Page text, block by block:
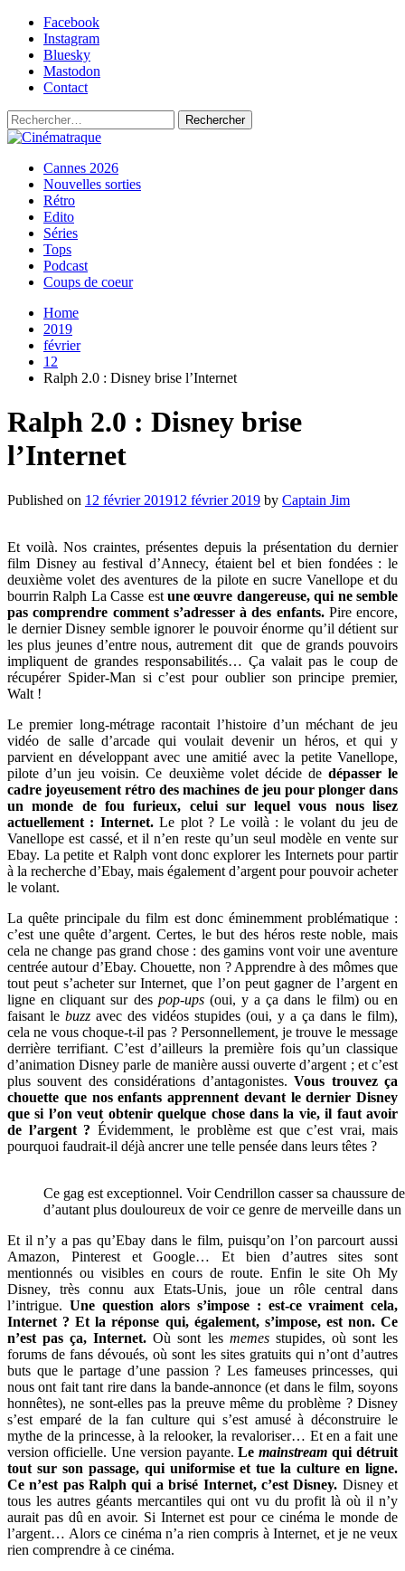
Skip
content
Facebook
Instagram
Bluesky
Mastodon
Contact
Rechercher :
Cinématraque
Si on avait du talent, on ferait des films
Primary
Menu
Cannes 2026
Nouvelles sorties
Rétro
Edito
Séries
Tops
Podcast
Coups de coeur
Home
2019
février
12
Ralph 2.0 : Disney brise l’Internet
Ralph 2.0 : Disney brise
l’Internet
Published on 12 février 201912 février 2019 by Captain Jim
Et voilà. Nos craintes, présentes depuis la présentation du dernier
film Disney au festival d’Annecy, étaient bel et bien fondées : le
deuxième volet des aventures de la pilote en sucre Vanellope et du
bourrin Ralph La Casse est une œuvre dangereuse, qui ne semble
pas comprendre comment s’adresser à des enfants.Pire encore,
le dernier Disney semble ignorer le pouvoir énorme qu’il détient sur
les plus jeunes d’entre nous, autrement dit que de grands pouvoirs
impliquent de grandes responsabilités… Ça valait pas le coup de
récupérer Spider-Man si c’est pour oublier son principe premier,
Walt !
Le premier long-métrage racontait l’histoire d’un méchant de jeu
vidéo de salle d’arcade qui voulait devenir un héros, et qui y
parvient en développant avec une amitié avec la petite Vanellope,
pilote d’un jeu voisin. Ce deuxième volet décide de dépasser le
cadre joyeusement rétro des machines de jeu pour plonger dans
un monde de fou furieux, celui sur lequel vous nous lisez
actuellement : Internet.Le plot ? Le voilà : le volant du jeu de
Vanellope est cassé, et il n’en reste qu’un seul modèle en vente sur
Ebay. La petite et Ralph vont donc explorer les Internets pour partir
à la recherche d’Ebay, mais également d’argent pour pouvoir acheter
le volant.
La quête principale du film est donc éminemment problématique :
c’est une quête d’argent. Certes, le but des héros reste noble, mais
cela ne change pas grand chose : des gamins vont voir une aventure
centrée autour d’Ebay. Chouette, non ? Apprendre à des mômes que
tout peut s’acheter sur Internet, que l’on peut gagner de l’argent en
ligne en cliquant sur des pop-ups(oui, y a ça dans le film) ou en
faisant le buzz avec des vidéos stupides (oui, y a ça dans le film),
cela ne vous choque-t-il pas ? Personnellement, je trouve le message
derrière terrifiant. C’est d’ailleurs la première fois qu’un classique
d’animation Disney parle de manière aussi ouverte d’argent ; et c’est
plus souvent des considérations d’antagonistes.Vous trouvez ça
chouette que nos enfants apprennent devant le dernier Disney
que si l’on veut obtenir quelque chose dans la vie, il faut avoir
de l’argent ? Évidemment, le problème est que c’est vrai, mais
pourquoi faudrait-il déjà ancrer une telle pensée dans leurs têtes ?
Ce gag est exceptionnel. Voir Cendrillon casser sa chaussure
d’autant plus douloureux de voir ce genre de merveille dans
Et il n’y a pas qu’Ebay dans le film, puisqu’on l’on parcourt aussi
Amazon, Pinterest et Google… Et bien d’autres sites sont
mentionnés ou visibles en cours de route. Enfin le site Oh My
Disney, très connu aux Etats-Unis, joue un rôle central dans
l’intrigue. Une question alors s’impose : est-ce vraiment cela,
Internet ? Et la réponse qui, également, s’impose, est non. Ce
n’est pas ça, Internet. Où sont les memesstupides, où sont les
forums de fans dévoués, où sont les sites gratuits qui n’ont d’autres
buts que le partage d’une passion ? Les fameuses princesses, qui
nous ont fait tant rire dans la bande-annonce (et dans le film, soyons
honnêtes), ne sont-elles pas la preuve même du problème ? Disney
s’est emparé de la fan culture qui s’est amusé à déconstruire le
mythe de la princesse, à la relooker, la revaloriser… Et en a fait une
version officielle. Une version payante. Lemainstream qui détruit
tout sur son passage, qui uniformise et tue la culture en ligne.
Ce n’est pas Ralph qui a brisé Internet, c’est Disney. Disney et
tous les autres géants mercantiles qui ont vu du profit là où il n’y
aurait pas dû en avoir. Si Internet est pour ce cinéma le monde de
l’argent… Alors ce cinéma n’a rien compris à Internet, et je ne veux
rien comprendre à ce cinéma.